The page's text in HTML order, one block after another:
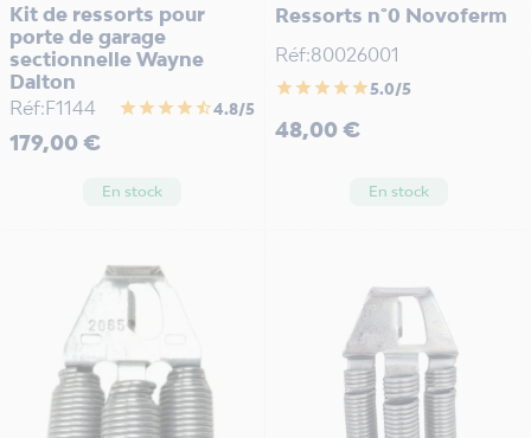
Kit de ressorts pour
porte de garage
sectionnelle Wayne
Dalton
Réf:F1144
star star star star star_half4.8/5
Prix
179,00 €
En stock
Ressorts n°0 Novoferm
Réf:80026001
star star star star star5.0/5
Prix
48,00 €
En stock